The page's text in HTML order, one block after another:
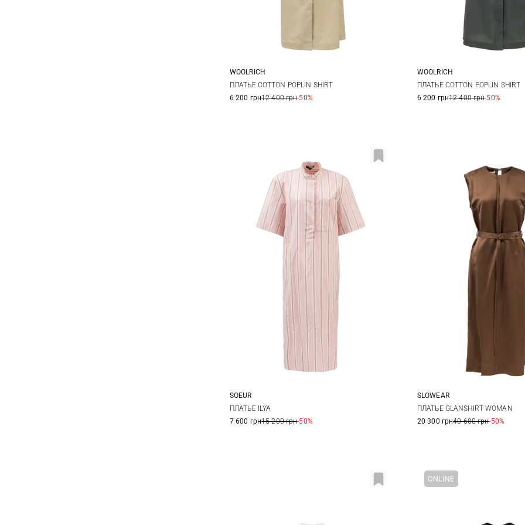
XS S M
WOOLRICH
ПЛАТЬЕ COTTON POPLIN SHIRT
6 200 грн12 400 грн-50%
XS S M
WOOLRICH
ПЛАТЬЕ COTTON POPLIN SHIRT
6 200 грн12 400 грн-50%
36
SOEUR
ПЛАТЬЕ ILYA
7 600 грн15 200 грн-50%
38 40
SLOWEAR
ПЛАТЬЕ GLANSHIRT WOMAN
20 300 грн40 600 грн-50%